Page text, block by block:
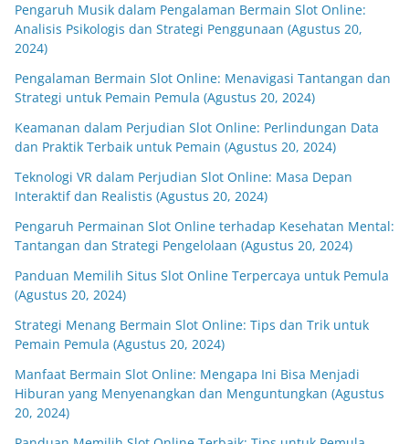
Pengaruh Musik dalam Pengalaman Bermain Slot Online:
Analisis Psikologis dan Strategi Penggunaan (Agustus 20,
2024)
Pengalaman Bermain Slot Online: Menavigasi Tantangan dan
Strategi untuk Pemain Pemula (Agustus 20, 2024)
Keamanan dalam Perjudian Slot Online: Perlindungan Data
dan Praktik Terbaik untuk Pemain (Agustus 20, 2024)
Teknologi VR dalam Perjudian Slot Online: Masa Depan
Interaktif dan Realistis (Agustus 20, 2024)
Pengaruh Permainan Slot Online terhadap Kesehatan Mental:
Tantangan dan Strategi Pengelolaan (Agustus 20, 2024)
Panduan Memilih Situs Slot Online Terpercaya untuk Pemula
(Agustus 20, 2024)
Strategi Menang Bermain Slot Online: Tips dan Trik untuk
Pemain Pemula (Agustus 20, 2024)
Manfaat Bermain Slot Online: Mengapa Ini Bisa Menjadi
Hiburan yang Menyenangkan dan Menguntungkan (Agustus
20, 2024)